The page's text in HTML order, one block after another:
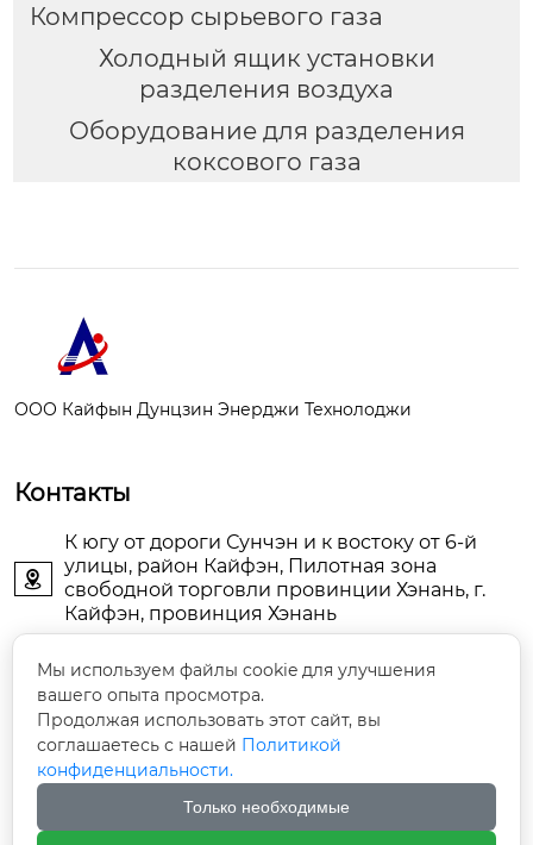
Компрессор сырьевого газа
Холодный ящик установки
разделения воздуха
Оборудование для разделения
коксового газа
ООО Кайфын Дунцзин Энерджи Технолоджи
Контакты

К югу от дороги Сунчэн и к востоку от 6-й
улицы, район Кайфэн, Пилотная зона
свободной торговли провинции Хэнань, г.
Кайфэн, провинция Хэнань
 KFDJAIR@163.com
 +86-13903786044
 +86-13598785976
Мы используем файлы cookie для улучшения
вашего опыта просмотра.
Продолжая использовать этот сайт, вы
соглашаетесь с нашей Политикой
конфиденциальности.
Только необходимые